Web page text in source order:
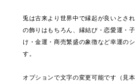
兎は古来より世界中で縁起が良いとさ
の飾りはもちろん、縁結び・恋愛運・
け・金運・商売繁盛の象徴など幸運の
す。
オプションで文字の変更可能です（見